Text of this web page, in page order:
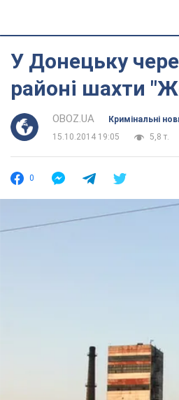
У Донецьку
районі шахти
OBOZ.UA
Кримінальні
15.10.2014 19:05
5,8 т.
0